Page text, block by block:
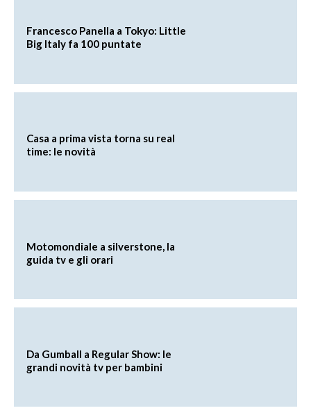
Francesco Panella a Tokyo: Little
Big Italy fa 100 puntate
Casa a prima vista torna su real
time: le novità
Motomondiale a silverstone, la
guida tv e gli orari
Da Gumball a Regular Show: le
grandi novità tv per bambini